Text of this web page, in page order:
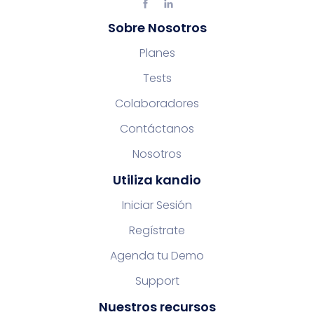
Sobre Nosotros
Planes
Tests
Colaboradores
Contáctanos
Nosotros
Utiliza kandio
Iniciar Sesión
Regístrate
Agenda tu Demo
Support
Nuestros recursos